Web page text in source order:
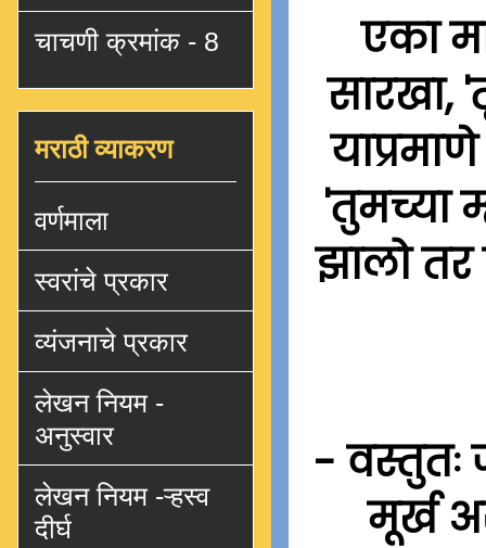
एका
सारखा,
'तुमच्या
झालो
-
मूर्ख
चाचणी क्रमांक - 8
मराठी व्याकरण
वर्णमाला
स्वरांचे प्रकार
व्यंजनाचे प्रकार
लेखन नियम -
अनुस्वार
लेखन नियम -ऱ्हस्व
दीर्घ